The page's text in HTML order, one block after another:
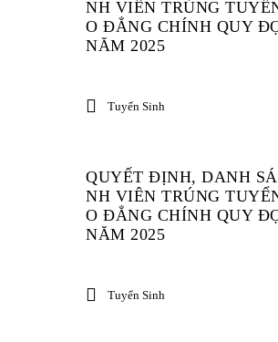
NH VIÊN TRÚNG
O ĐẲNG CHÍNH QUY
NĂM 2025
Tuyển Sinh
QUYẾT ĐỊNH, DANH
NH VIÊN TRÚNG
O ĐẲNG CHÍNH QUY
NĂM 2025
Tuyển Sinh